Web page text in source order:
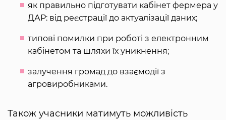
як правильно підготувати кабінет фермера у
ДАР: від реєстрації до актуалізації даних;
типові помилки при роботі з електронним
кабінетом та шляхи їх уникнення;
залучення громад до взаємодії з
агровиробниками.
Також учасники матимуть можливість